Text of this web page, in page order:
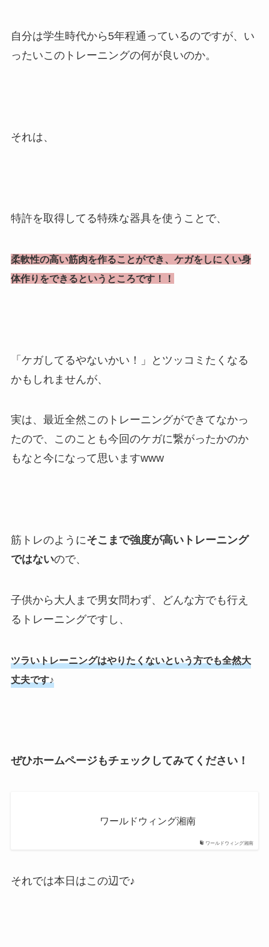
自分は学生時代から5年程通っているのですが、い
ったいこのトレーニングの何が良いのか。
それは、
特許を取得してる特殊な器具を使うことで、
柔軟性の高い筋肉を作ることができ、ケガをしにくい身
体作りをできるというところです！！
「ケガしてるやないかい！」とツッコミたくなる
かもしれませんが、
実は、最近全然このトレーニングができてなかっ
たので、このことも今回のケガに繋がったかのか
もなと今になって思いますwww
筋トレのようにそこまで強度が高いトレーニング
ではないので、
子供から大人まで男女問わず、どんな方でも行え
るトレーニングですし、
ツラいトレーニングはやりたくないという方でも全然大
丈夫です♪
ぜひホームページもチェックしてみてください！
ワールドウィング湘南
ワールドウィング湘南
それでは本日はこの辺で♪